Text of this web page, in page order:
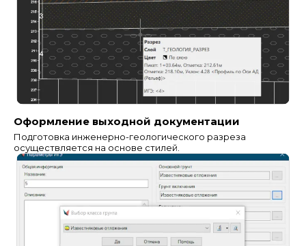
Оформление выходной документации
Подготовка инженерно-геологического разреза
осуществляется на основе стилей.